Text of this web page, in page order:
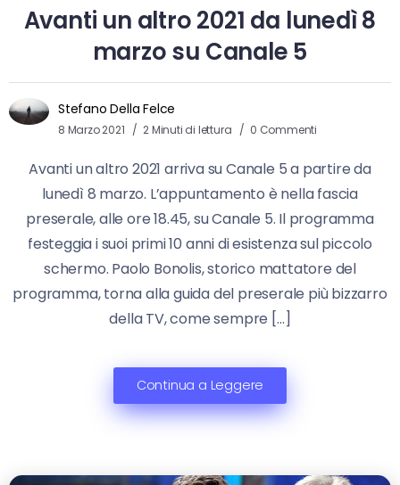
Avanti un altro 2021 da lunedì 8
marzo su Canale 5
Stefano Della Felce
8 Marzo 2021 2 Minuti di lettura 0 Commenti
Avanti un altro 2021 arriva su Canale 5 a partire da
lunedì 8 marzo. L’appuntamento è nella fascia
preserale, alle ore 18.45, su Canale 5. Il programma
festeggia i suoi primi 10 anni di esistenza sul piccolo
schermo. Paolo Bonolis, storico mattatore del
programma, torna alla guida del preserale più bizzarro
della TV, come sempre […]
Continua a Leggere